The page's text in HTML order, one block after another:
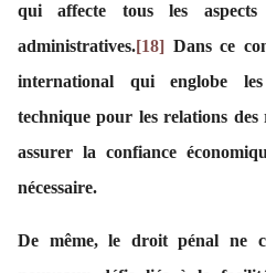
qui affecte tous les aspects
administratives.[18] Dans ce
international qui englobe
technique pour les relations
assurer la confiance
nécessaire.
De même, le droit pénal ne